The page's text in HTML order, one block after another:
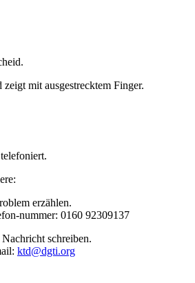
erzählen.
nummer: 0160 92309137
schreiben.
ktd@dgti.org